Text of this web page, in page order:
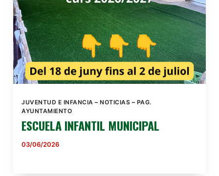
JUVENTUD E INFANCIA – NOTICIAS – PAG.
AYUNTAMIENTO
ESCUELA INFANTIL MUNICIPAL
03/06/2026